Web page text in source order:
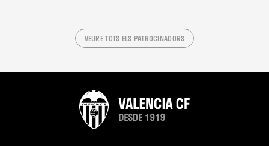
VEURE TOTS ELS PATROCINADORS